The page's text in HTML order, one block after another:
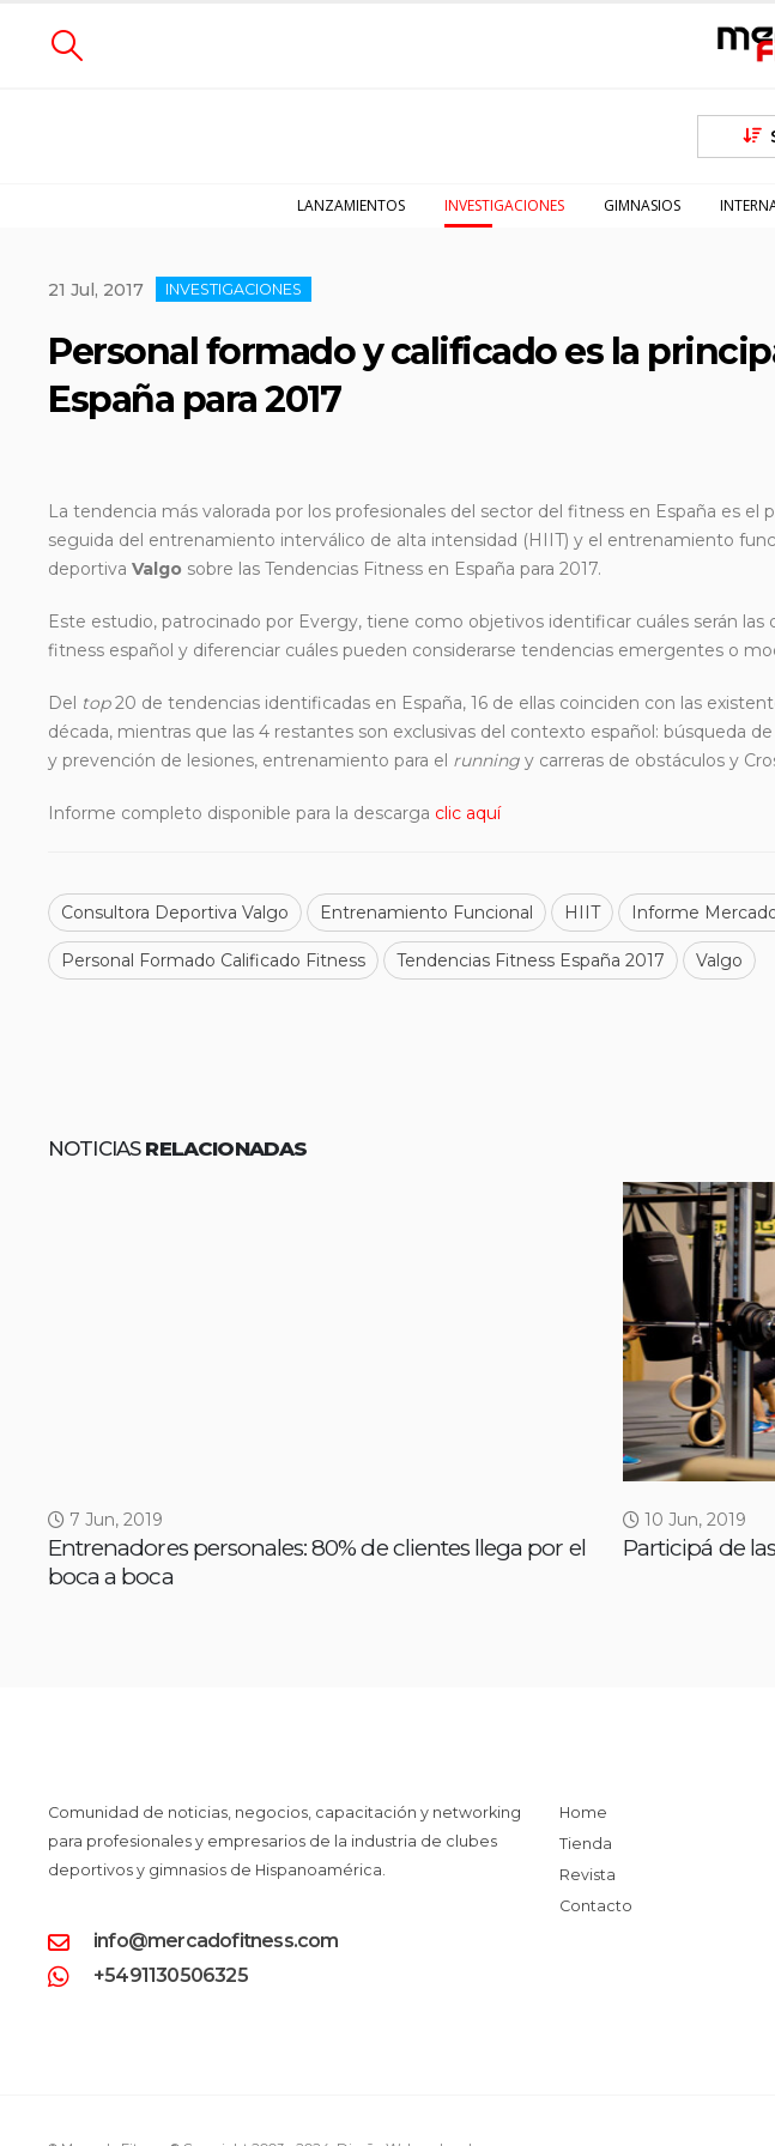
LANZAMIENTOS INVESTIGACIONES GIMNASIOS
21 Jul, 2017 INVESTIGACIONES
Personal formado y calificado es la
España para 2017
La tendencia más valorada por los profesionales del sector del fitness en España es
seguida del entrenamiento interválico de alta intensidad (HIIT) y el entrenamiento
deportiva Valgo sobre las Tendencias Fitness en España para 2017.
Este estudio, patrocinado por Evergy, tiene como objetivos identificar cuáles serán
fitness español y diferenciar cuáles pueden considerarse tendencias emergentes o
Del top20 de tendencias identificadas en España, 16 de ellas coinciden con las
década, mientras que las 4 restantes son exclusivas del contexto español: búsqueda
y prevención de lesiones, entrenamiento para el running y carreras de obstáculos y
Informe completo disponible para la descarga clic aquí
Consultora Deportiva Valgo Entrenamiento Funcional HIIT Informe
Personal Formado Calificado Fitness Tendencias Fitness España 2017 Valgo
NOTICIAS RELACIONADAS
7 Jun, 2019
Entrenadores personales: 80% de clientes llega por el
boca a boca
10 Jun, 2019
Participá de
Comunidad de noticias, negocios, capacitación y networking
para profesionales y empresarios de la industria de clubes
deportivos y gimnasios de Hispanoamérica.
info@mercadofitness.com
+5491130506325
Home
Tienda
Revista
Contacto